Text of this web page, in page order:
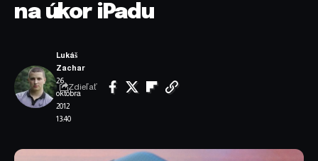
na úkor iPadu
26.
októbra
2012
13:40
Lukáš
Zachar
Zdieľať